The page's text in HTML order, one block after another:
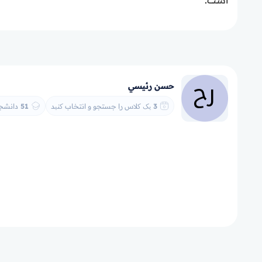
حسن رئيسي
3 یک کلاس را جستجو و انتخاب کنید 51